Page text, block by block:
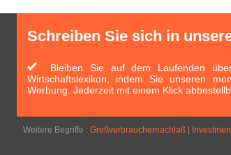
Schreiben Sie sich in
Bleiben Sie auf dem Laufenden über
Wirtschaftslexikon, indem Sie unseren
Werbung. Jederzeit mit einem Klick
Weitere Begriffe : Großverbrauchernachlaß